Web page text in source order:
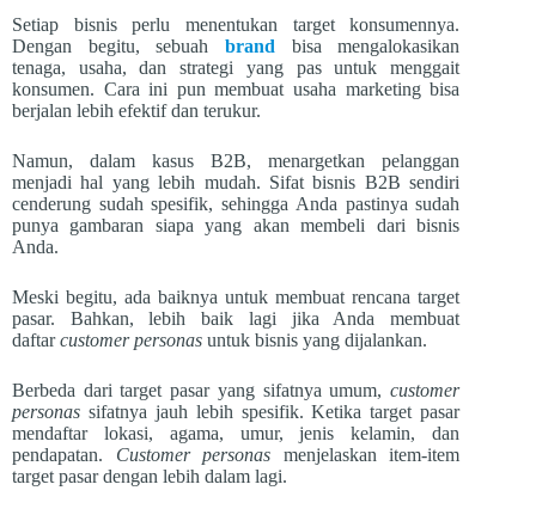
Setiap bisnis perlu menentukan target konsumennya.
Dengan begitu, sebuah brand bisa mengalokasikan
tenaga, usaha, dan strategi yang pas untuk menggait
konsumen. Cara ini pun membuat usaha marketing bisa
berjalan lebih efektif dan terukur.
Namun, dalam kasus B2B, menargetkan pelanggan
menjadi hal yang lebih mudah. Sifat bisnis B2B sendiri
cenderung sudah spesifik, sehingga Anda pastinya sudah
punya gambaran siapa yang akan membeli dari bisnis
Anda.
Meski begitu, ada baiknya untuk membuat rencana target
pasar. Bahkan, lebih baik lagi jika Anda membuat
daftarcustomer personas untuk bisnis yang dijalankan.
Berbeda dari target pasar yang sifatnya umum,customer
personas sifatnya jauh lebih spesifik. Ketika target pasar
mendaftar lokasi, agama, umur, jenis kelamin, dan
pendapatan. Customer personas menjelaskan item-item
target pasar dengan lebih dalam lagi.